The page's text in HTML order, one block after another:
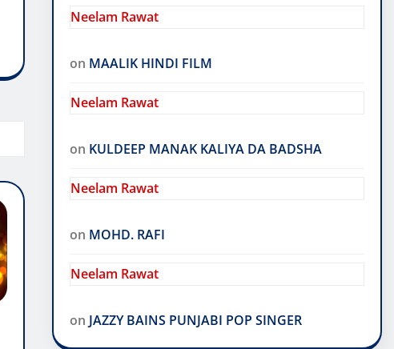
Neelam Rawat
on MAALIK HINDI FILM
Neelam Rawat
on KULDEEP MANAK KALIYA DA BADSHA
Neelam Rawat
on MOHD. RAFI
Neelam Rawat
on JAZZY BAINS PUNJABI POP SINGER